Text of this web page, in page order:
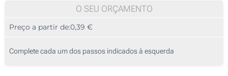
350
875
O SEU ORÇAMENTO
Preço a partir de:0,39 €
Complete cada um dos passos indicados à esquerda